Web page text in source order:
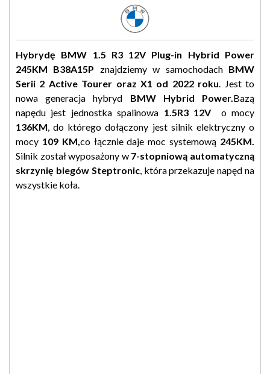
Hybrydę BMW 1.5 R3 12V Plug-in Hybrid Power
245KM B38A15P znajdziemy w samochodachBMW
Serii 2 Active Tourer oraz X1 od 2022 roku . Jest to
nowa generacja hybryd BMW Hybrid Power. Bazą
napędu jest jednostka spalinowa 1.5R3 12V
o mocy
136KM , do którego dołączony jest silnik elektryczny o
mocy 109 KM, co łącznie daje moc systemową 245KM.
Silnik został wyposażony w7-stopniową automatyczną
skrzynię biegów Steptronic, która przekazuje napęd na
wszystkie koła.